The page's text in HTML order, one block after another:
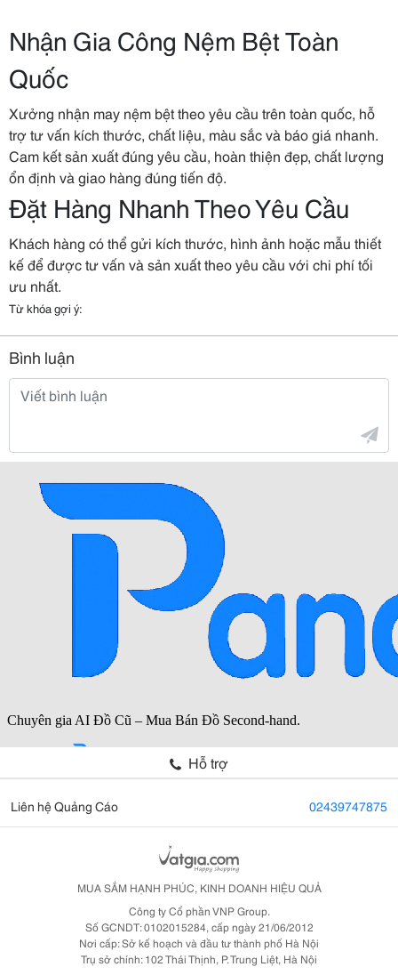
Nhận Gia Công Nệm Bệt Toàn
Quốc
Xưởng nhận may nệm bệt theo yêu cầu trên toàn quốc, hỗ
trợ tư vấn kích thước, chất liệu, màu sắc và báo giá nhanh.
Cam kết sản xuất đúng yêu cầu, hoàn thiện đẹp, chất lượng
ổn định và giao hàng đúng tiến độ.
Đặt Hàng Nhanh Theo Yêu Cầu
Khách hàng có thể gửi kích thước, hình ảnh hoặc mẫu thiết
kế để được tư vấn và sản xuất theo yêu cầu với chi phí tối
ưu nhất.
Từ khóa gợi ý:
Bình luận
Hỗ trợ
Liên hệ Quảng Cáo 02439747875
MUA SẮM HẠNH PHÚC, KINH DOANH HIỆU QUẢ
Công ty Cổ phần VNP Group.
Số GCNDT: 0102015284, cấp ngày 21/06/2012
Nơi cấp: Sở kế hoạch và đầu tư thành phố Hà Nội
Trụ sở chính: 102 Thái Thịnh, P. Trung Liệt, Hà Nội